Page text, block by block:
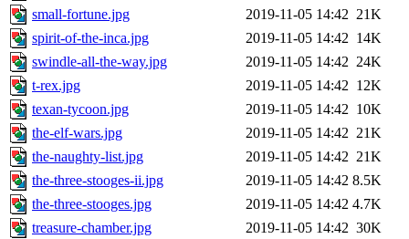
small-fortune.jpg
2019-11-05 14:42 21K
spirit-of-the-inca.jpg
2019-11-05 14:42 14K
swindle-all-the-way.jpg
2019-11-05 14:42 24K
t-rex.jpg
2019-11-05 14:42 12K
texan-tycoon.jpg
2019-11-05 14:42 10K
the-elf-wars.jpg
2019-11-05 14:42 21K
the-naughty-list.jpg
2019-11-05 14:42 21K
the-three-stooges-ii.jpg
2019-11-05 14:42 8.5K
the-three-stooges.jpg
2019-11-05 14:42 4.7K
treasure-chamber.jpg
2019-11-05 14:42 30K